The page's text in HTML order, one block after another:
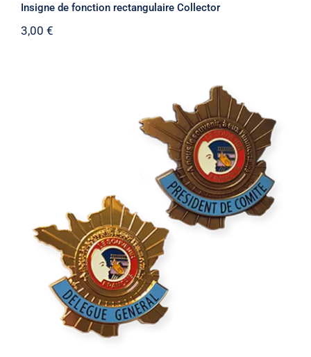
Insigne de fonction rectangulaire Collector
3,00 €
Insigne de fonction “Carte de France”